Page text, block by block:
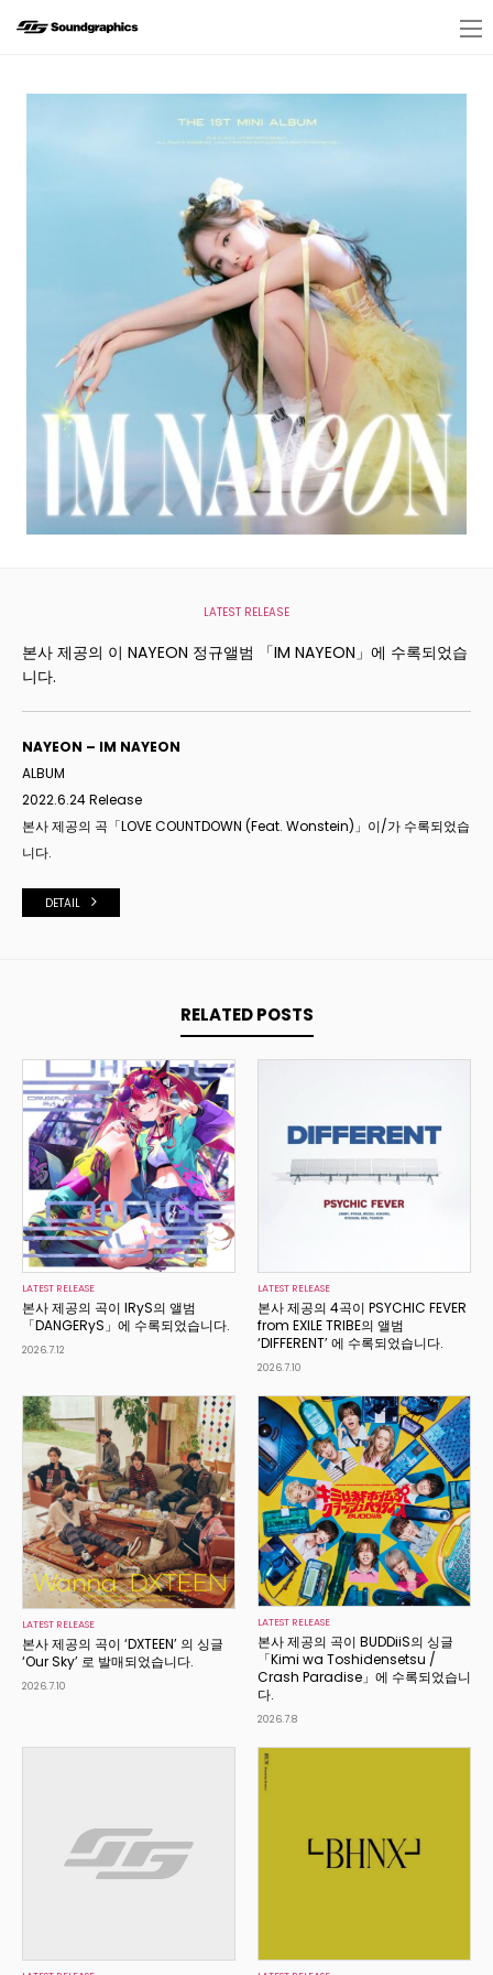
LATEST RELEASE
본사 제공의 이 NAYEON 정규앨범 「IM NAYEON」에 수록되었습
니다.
NAYEON – IM NAYEON
ALBUM
2022.6.24 Release
본사 제공의 곡「LOVE COUNTDOWN (Feat. Wonstein) 」이/가 수록되었습
니다.
DETAIL
RELATED POSTS
LATEST RELEASE
본사 제공의 곡이 IRyS의 앨범
「DANGERyS」에 수록되었습니다.
2026.7.12
LATEST RELEASE
본사 제공의 4곡이 PSYCHIC FEVER
from EXILE TRIBE의 앨범
‘DIFFERENT’ 에 수록되었습니다.
2026.7.10
LATEST RELEASE
본사 제공의 곡이 ‘DXTEEN’ 의 싱글
‘Our Sky’ 로 발매되었습니다.
2026.7.10
LATEST RELEASE
본사 제공의 곡이 BUDDiiS의 싱글
「Kimi wa Toshidensetsu /
Crash Paradise」에 수록되었습니
다.
2026.7.8